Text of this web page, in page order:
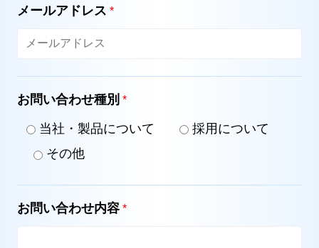
メールアドレス *
お問い合わせ種別 *
当社・製品について
採用について
その他
お問い合わせ内容 *